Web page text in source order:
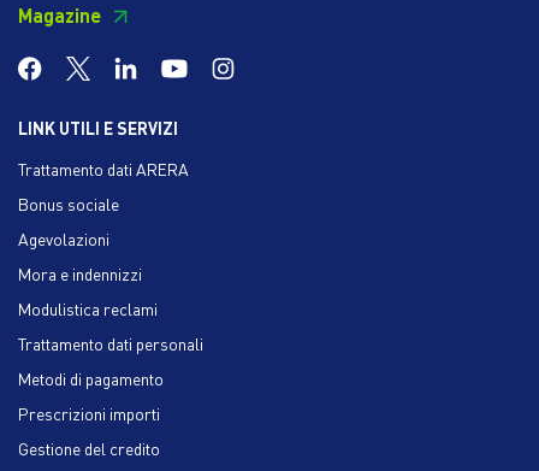
Magazine
LINK UTILI E SERVIZI
Trattamento dati ARERA
Bonus sociale
Agevolazioni
Mora e indennizzi
Modulistica reclami
Trattamento dati personali
Metodi di pagamento
Prescrizioni importi
Gestione del credito